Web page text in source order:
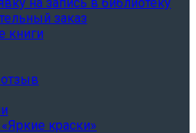
заказ
книги
краски»